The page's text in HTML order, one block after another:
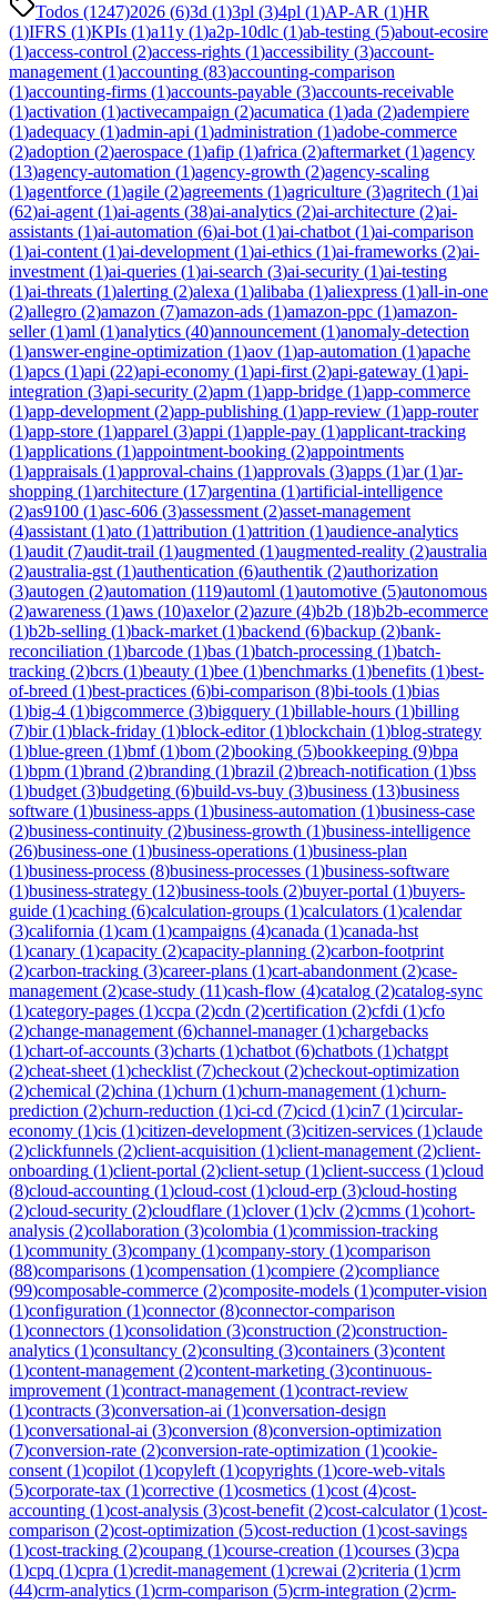
Todos (1247)2026 (6)3d (1)3pl (3)4pl (1)AP-AR (1)HR
(1)IFRS (1)KPIs (1)a11y (1)a2p-10dlc (1)ab-testing (5)about-ecosire
(1)access-control (2)access-rights (1)accessibility (3)account-
management (1)accounting (83)accounting-comparison
(1)accounting-firms (1)accounts-payable (3)accounts-receivable
(1)activation (1)activecampaign (2)acumatica (1)ada (2)adempiere
(1)adequacy (1)admin-api (1)administration (1)adobe-commerce
(2)adoption (2)aerospace (1)afip (1)africa (2)aftermarket (1)agency
(13)agency-automation (1)agency-growth (2)agency-scaling
(1)agentforce (1)agile (2)agreements (1)agriculture (3)agritech (1)ai
(62)ai-agent (1)ai-agents (38)ai-analytics (2)ai-architecture (2)ai-
assistants (1)ai-automation (6)ai-bot (1)ai-chatbot (1)ai-comparison
(1)ai-content (1)ai-development (1)ai-ethics (1)ai-frameworks (2)ai-
investment (1)ai-queries (1)ai-search (3)ai-security (1)ai-testing
(1)ai-threats (1)alerting (2)alexa (1)alibaba (1)aliexpress (1)all-in-one
(2)allegro (2)amazon (7)amazon-ads (1)amazon-ppc (1)amazon-
seller(1)aml (1)analytics (40)announcement (1)anomaly-detection
(1)answer-engine-optimization (1)aov (1)ap-automation (1)apache
(1)apcs (1)api (22)api-economy (1)api-first (2)api-gateway (1)api-
integration (3)api-security (2)apm (1)app-bridge (1)app-commerce
(1)app-development (2)app-publishing (1)app-review (1)app-router
(1)app-store (1)apparel (3)appi (1)apple-pay (1)applicant-tracking
(1)applications (1)appointment-booking (2)appointments
(1)appraisals (1)approval-chains (1)approvals (3)apps (1)ar(1)ar-
shopping (1)architecture (17)argentina (1)artificial-intelligence
(2)as9100 (1)asc-606 (3)assessment (2)asset-management
(4)assistant (1)ato (1)attribution (1)attrition (1)audience-analytics
(1)audit (7)audit-trail (1)augmented (1)augmented-reality (2)australia
(2)australia-gst (1)authentication (6)authentik (2)authorization
(3)autogen (2)automation (119)automl (1)automotive (5)autonomous
(2)awareness (1)aws (10)axelor(2)azure (4)b2b (18)b2b-ecommerce
(1)b2b-selling (1)back-market (1)backend (6)backup (2)bank-
reconciliation (1)barcode (1)bas (1)batch-processing (1)batch-
tracking (2)bcrs (1)beauty (1)bee (1)benchmarks (1)benefits (1)best-
of-breed (1)best-practices (6)bi-comparison (8)bi-tools (1)bias
(1)big-4 (1)bigcommerce (3)bigquery (1)billable-hours (1)billing
(7)bir(1)black-friday (1)block-editor(1)blockchain (1)blog-strategy
(1)blue-green (1)bmf(1)bom (2)booking (5)bookkeeping (9)bpa
(1)bpm (1)brand (2)branding (1)brazil (2)breach-notification (1)bss
(1)budget (3)budgeting (6)build-vs-buy (3)business (13)business
software (1)business-apps (1)business-automation (1)business-case
(2)business-continuity (2)business-growth (1)business-intelligence
(26)business-one (1)business-operations (1)business-plan
(1)business-process (8)business-processes (1)business-software
(1)business-strategy (12)business-tools (2)buyer-portal (1)buyers-
guide (1)caching (6)calculation-groups (1)calculators (1)calendar
(3)california (1)cam (1)campaigns (4)canada (1)canada-hst
(1)canary (1)capacity (2)capacity-planning (2)carbon-footprint
(2)carbon-tracking (3)career-plans (1)cart-abandonment (2)case-
management (2)case-study (11)cash-flow (4)catalog (2)catalog-sync
(1)category-pages (1)ccpa (2)cdn (2)certification (2)cfdi (1)cfo
(2)change-management (6)channel-manager(1)chargebacks
(1)chart-of-accounts (3)charts (1)chatbot (6)chatbots (1)chatgpt
(2)cheat-sheet (1)checklist (7)checkout (2)checkout-optimization
(2)chemical (2)china (1)churn (1)churn-management (1)churn-
prediction (2)churn-reduction (1)ci-cd (7)cicd (1)cin7 (1)circular-
economy (1)cis (1)citizen-development (3)citizen-services (1)claude
(2)clickfunnels (2)client-acquisition (1)client-management (2)client-
onboarding (1)client-portal (2)client-setup (1)client-success (1)cloud
(8)cloud-accounting (1)cloud-cost (1)cloud-erp (3)cloud-hosting
(2)cloud-security (2)cloudflare (1)clover(1)clv (2)cmms (1)cohort-
analysis (2)collaboration (3)colombia (1)commission-tracking
(1)community (3)company (1)company-story (1)comparison
(88)comparisons (1)compensation (1)compiere (2)compliance
(99)composable-commerce (2)composite-models (1)computer-vision
(1)configuration (1)connector(8)connector-comparison
(1)connectors (1)consolidation (3)construction (2)construction-
analytics (1)consultancy (2)consulting (3)containers (3)content
(1)content-management (2)content-marketing (3)continuous-
improvement (1)contract-management (1)contract-review
(1)contracts (3)conversation-ai (1)conversation-design
(1)conversational-ai (3)conversion (8)conversion-optimization
(7)conversion-rate (2)conversion-rate-optimization (1)cookie-
consent (1)copilot (1)copyleft (1)copyrights (1)core-web-vitals
(5)corporate-tax (1)corrective (1)cosmetics (1)cost (4)cost-
accounting (1)cost-analysis (3)cost-benefit (2)cost-calculator(1)cost-
comparison (2)cost-optimization (5)cost-reduction (1)cost-savings
(1)cost-tracking (2)coupang (1)course-creation (1)courses (3)cpa
(1)cpq (1)cpra (1)credit-management (1)crewai (2)criteria (1)crm
(44)crm-analytics (1)crm-comparison (5)crm-integration (2)crm-